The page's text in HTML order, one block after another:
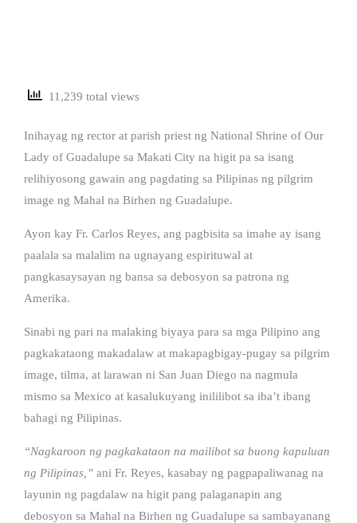
11,239 total views
Inihayag ng rector at parish priest ng National Shrine of Our
Lady of Guadalupe sa Makati City na higit pa sa isang
relihiyosong gawain ang pagdating sa Pilipinas ng pilgrim
image ng Mahal na Birhen ng Guadalupe.
Ayon kay Fr. Carlos Reyes, ang pagbisita sa imahe ay isang
paalala sa malalim na ugnayang espirituwal at
pangkasaysayan ng bansa sa debosyon sa patrona ng
Amerika.
Sinabi ng pari na malaking biyaya para sa mga Pilipino ang
pagkakataong makadalaw at makapagbigay-pugay sa pilgrim
image, tilma, at larawan ni San Juan Diego na nagmula
mismo sa Mexico at kasalukuyang inililibot sa iba’t ibang
bahagi ng Pilipinas.
“Nagkaroon ng pagkakataon na mailibot sa buong kapuluan
ng Pilipinas,” ani Fr. Reyes, kasabay ng pagpapaliwanag na
layunin ng pagdalaw na higit pang palaganapin ang
debosyon sa Mahal na Birhen ng Guadalupe sa sambayanang